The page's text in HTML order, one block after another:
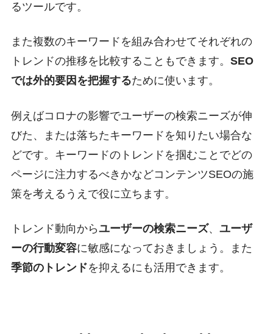
るツールです。
また複数のキーワードを組み合わせてそれぞれの
トレンドの推移を比較することもできます。 SEO
では外的要因を把握するために使います。
例えばコロナの影響でユーザーの検索ニーズが伸
びた、または落ちたキーワードを知りたい場合な
どです。キーワードのトレンドを掴むことでどの
ページに注力するべきかなどコンテンツSEOの施
策を考えるうえで役に立ちます。
トレンド動向からユーザーの検索ニーズ、 ユーザ
ーの行動変容に敏感になっておきましょう。また
季節のトレンドを抑えるにも活用できます。